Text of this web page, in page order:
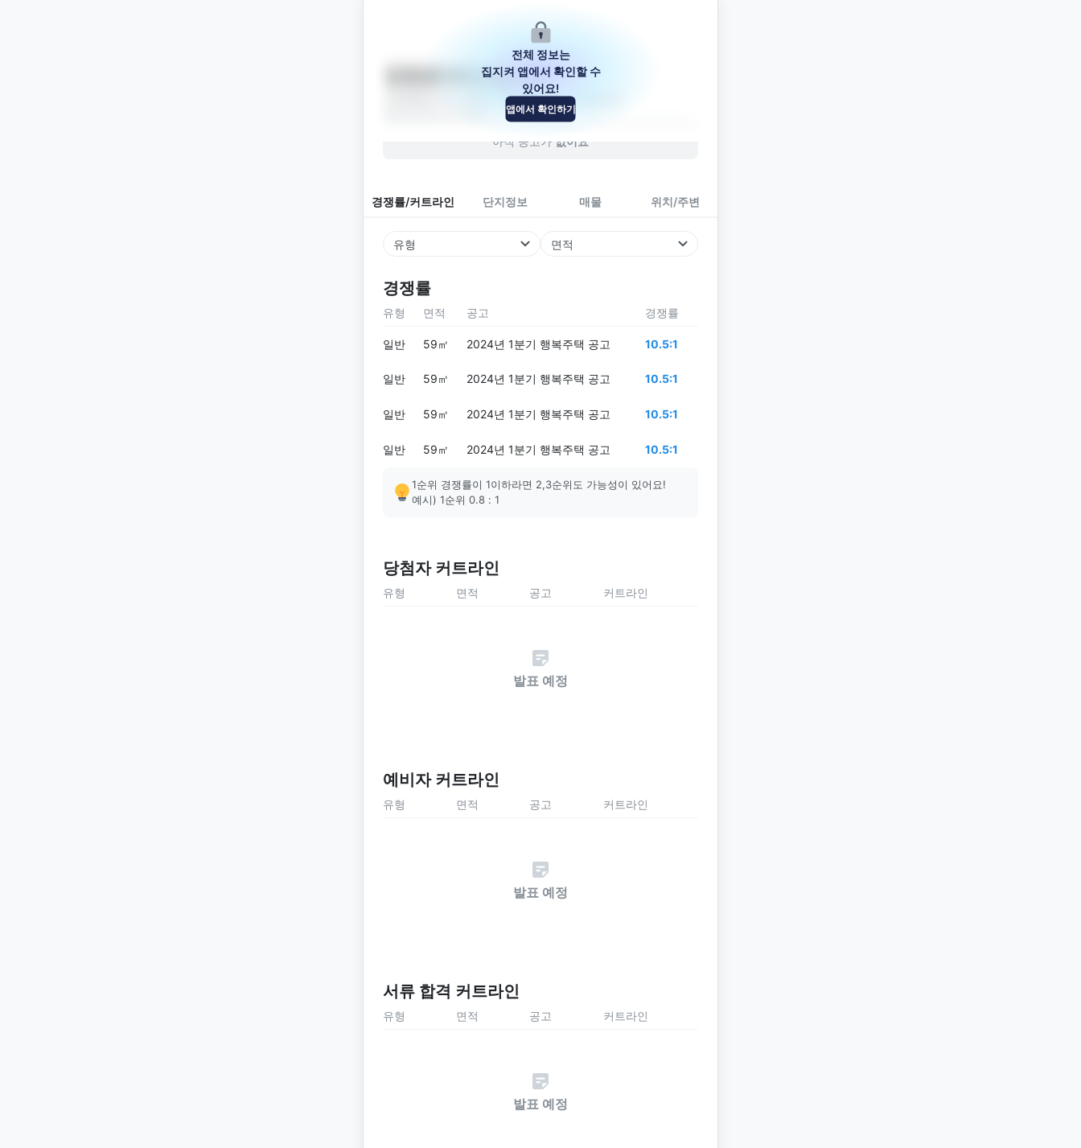
만천로143번길 63
강원특별자치도 춘천시 동면 만천로143번길 63
아직 공고가 없어요
경쟁률/커트라인 단지정보 매물 위치/주변
유형 면적
경쟁률
전체 정보는
집지켜 앱에서 확인할 수
있어요!
앱에서 확인하기
유형 면적 공고 경쟁률
일반 59㎡ 2024년 1분기 행복주택 공고 10.5:1
일반 59㎡ 2024년 1분기 행복주택 공고 10.5:1
일반 59㎡ 2024년 1분기 행복주택 공고 10.5:1
일반 59㎡ 2024년 1분기 행복주택 공고 10.5:1
1순위 경쟁률이 1이하라면 2,3순위도 가능성이 있어요!
예시) 1순위 0.8 : 1
당첨자 커트라인
유형 면적 공고 커트라인
발표 예정
예비자 커트라인
유형 면적 공고 커트라인
발표 예정
서류 합격 커트라인
유형 면적 공고 커트라인
발표 예정